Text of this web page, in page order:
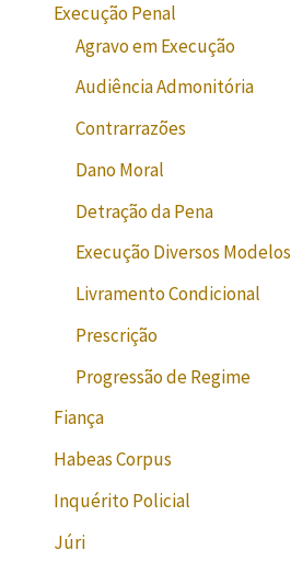
Execução Penal
Agravo em Execução
Audiência Admonitória
Contrarrazões
Dano Moral
Detração da Pena
Execução Diversos Modelos
Livramento Condicional
Prescrição
Progressão de Regime
Fiança
Habeas Corpus
Inquérito Policial
Júri